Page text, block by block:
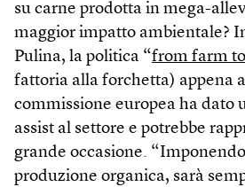
su carne prodotta in mega-
maggior impatto ambientale?
Pulina, la politica “from farm
fattoria alla forchetta) appena
commissione europea ha dato
assist al settore e potrebbe
grande occasione.
produzione organica, sarà